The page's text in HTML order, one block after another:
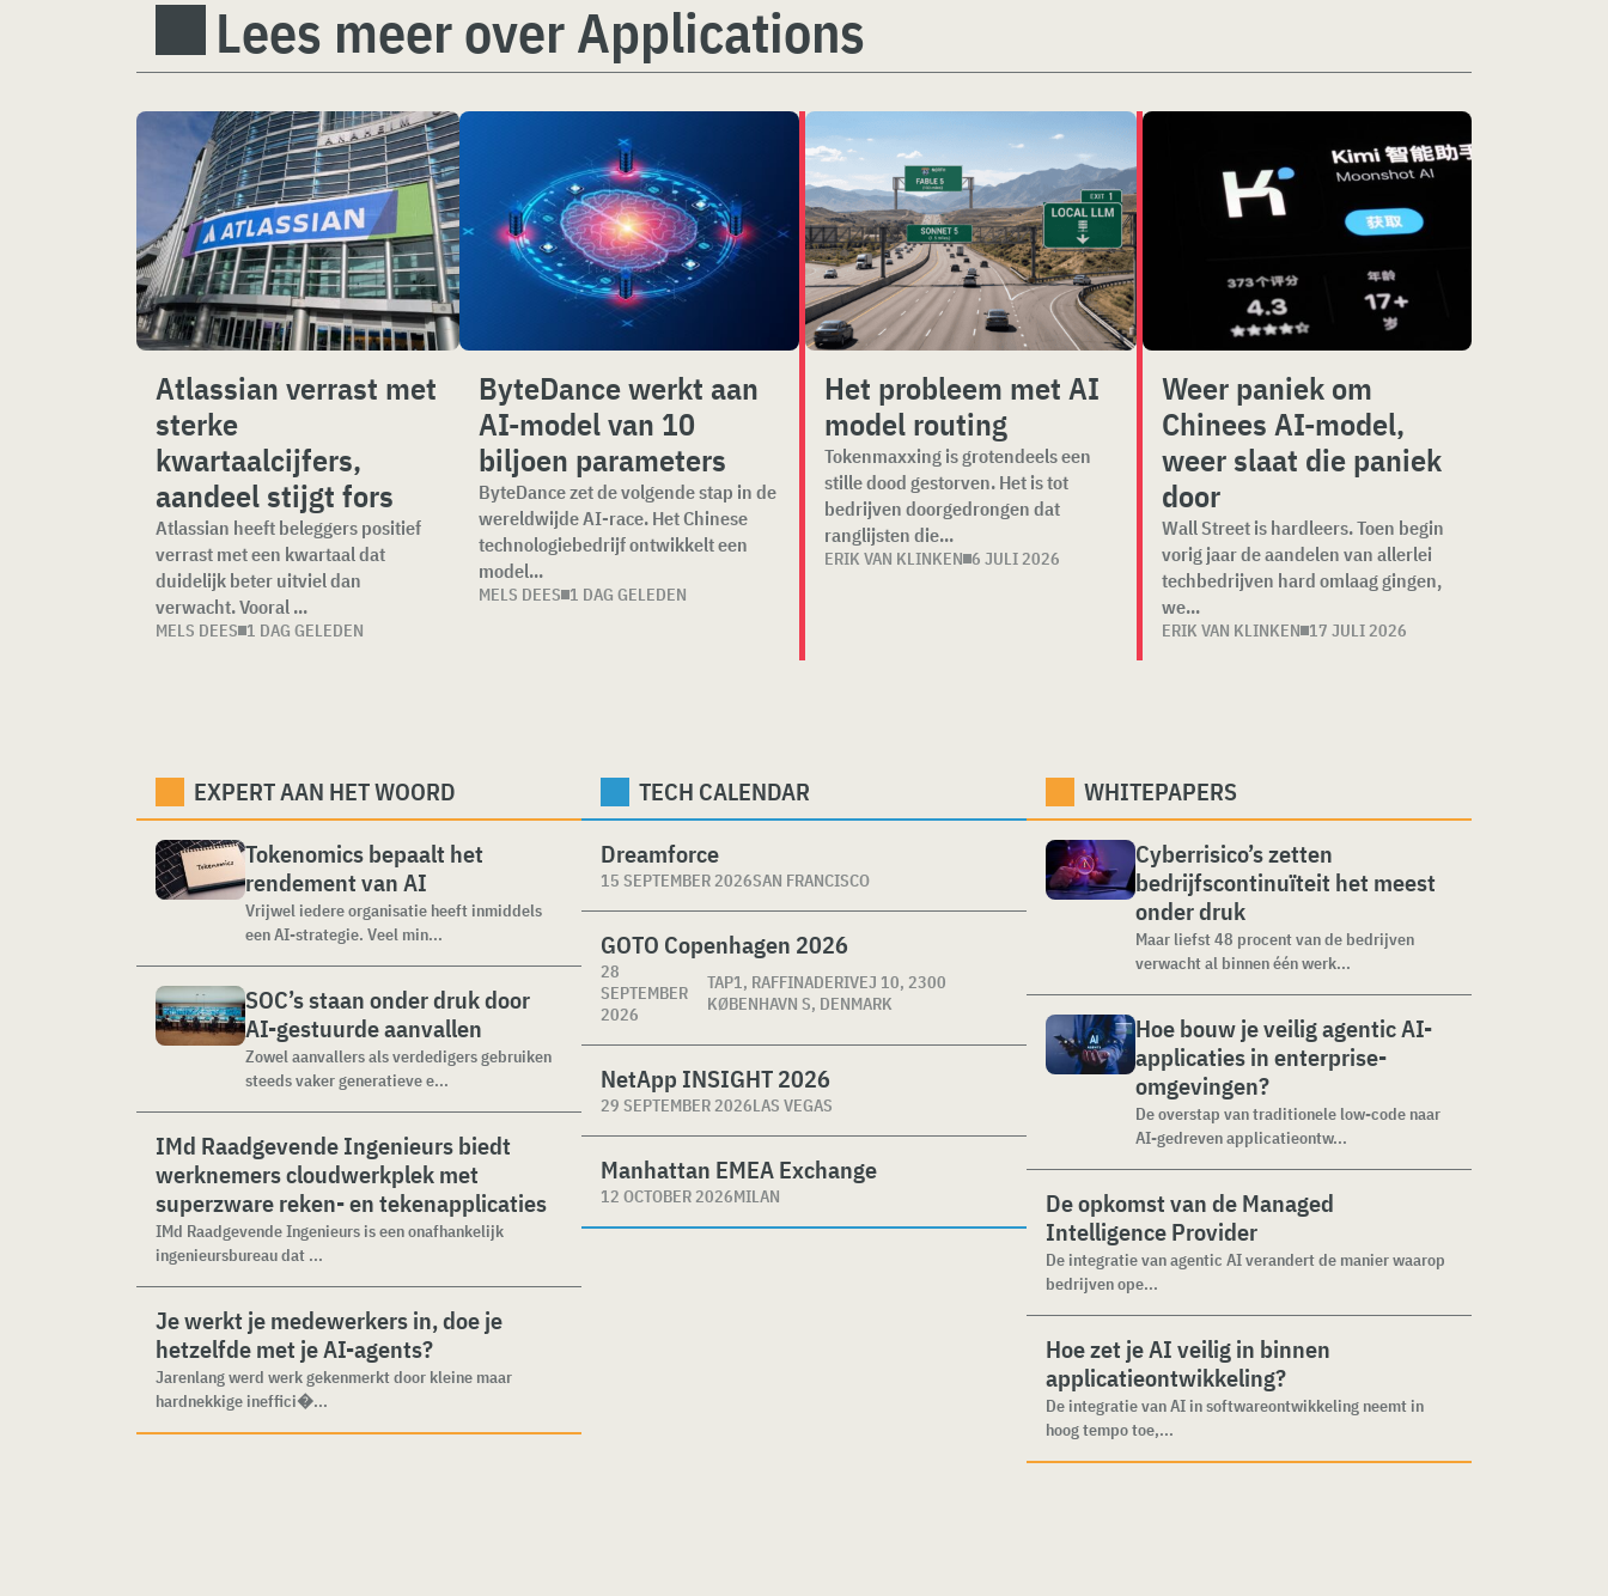
Lees meer over Applications
Atlassian verrast met
sterke
kwartaalcijfers,
aandeel stijgt fors
Atlassian heeft beleggers positief
verrast met een kwartaal dat
duidelijk beter uitviel dan
verwacht. Vooral ...
MELS DEES 1 DAG GELEDEN
ByteDance werkt aan
AI-model van 10
biljoen parameters
ByteDance zet de volgende stap in de
wereldwijde AI-race. Het Chinese
technologiebedrijf ontwikkelt een
model...
MELS DEES 1 DAG GELEDEN
Het probleem met AI
model routing
Tokenmaxxing is grotendeels een
stille dood gestorven. Het is tot
bedrijven doorgedrongen dat
ranglijsten die...
ERIK VAN KLINKEN 6 JULI 2026
Weer paniek om
Chinees AI-model,
weer slaat die paniek
door
Wall Street is hardleers. Toen begin
vorig jaar de aandelen van allerlei
techbedrijven hard omlaag gingen,
we...
ERIK VAN KLINKEN 17 JULI 2026
EXPERT AAN HET WOORD
Tokenomics bepaalt het
rendement van AI
Vrijwel iedere organisatie heeft inmiddels
een AI-strategie. Veel min...
SOC’s staan onder druk door
AI-gestuurde aanvallen
Zowel aanvallers als verdedigers gebruiken
steeds vaker generatieve e...
IMd Raadgevende Ingenieurs biedt
werknemers cloudwerkplek met
superzware reken- en tekenapplicaties
IMd Raadgevende Ingenieurs is een onafhankelijk
ingenieursbureau dat ...
Je werkt je medewerkers in, doe je
hetzelfde met je AI-agents?
Jarenlang werd werk gekenmerkt door kleine maar
hardnekkige ineffici�...
TECH CALENDAR
Dreamforce
15 SEPTEMBER 2026SAN FRANCISCO
GOTO Copenhagen 2026
28
SEPTEMBER
2026
TAP1, RAFFINADERIVEJ 10, 2300
KØBENHAVN S, DENMARK
NetApp INSIGHT 2026
29 SEPTEMBER 2026LAS VEGAS
Manhattan EMEA Exchange
12 OCTOBER 2026MILAN
WHITEPAPERS
Cyberrisico’s zetten
bedrijfscontinuïteit het meest
onder druk
Maar liefst 48 procent van de bedrijven
verwacht al binnen één werk...
Hoe bouw je veilig agentic AI-
applicaties in enterprise-
omgevingen?
De overstap van traditionele low-code naar
AI-gedreven applicatieontw...
De opkomst van de Managed
Intelligence Provider
De integratie van agentic AI verandert de manier waarop
bedrijven ope...
Hoe zet je AI veilig in binnen
applicatieontwikkeling?
De integratie van AI in softwareontwikkeling neemt in
hoog tempo toe,...